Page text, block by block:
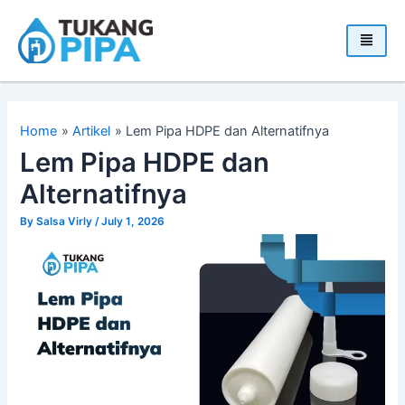
content
Home Artikel Lem Pipa HDPE dan Alternatifnya
Lem Pipa HDPE dan
Alternatifnya
BySalsa Virly/July 1, 2026